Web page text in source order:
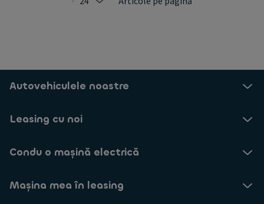
Selected: 24
Autovehiculele noastre
Leasing cu noi
Condu o mașină electrică
Mașina mea în leasing